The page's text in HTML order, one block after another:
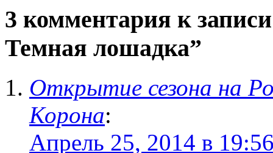
3 комментария к
Темная лошадка”
Открытие сезона на
Корона:
Апрель 25, 2014 в